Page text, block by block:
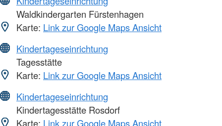
Waldkindergarten Fürstenhagen
Karte: Link zur Google Maps Ansicht
Kindertageseinrichtung
Tagesstätte
Karte: Link zur Google Maps Ansicht
Kindertageseinrichtung
Kindertagesstätte Rosdorf
Karte: Link zur Google Maps Ansicht